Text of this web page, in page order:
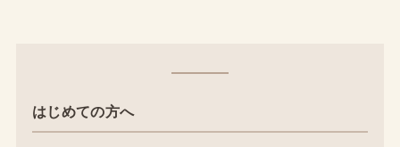
はじめての方へ